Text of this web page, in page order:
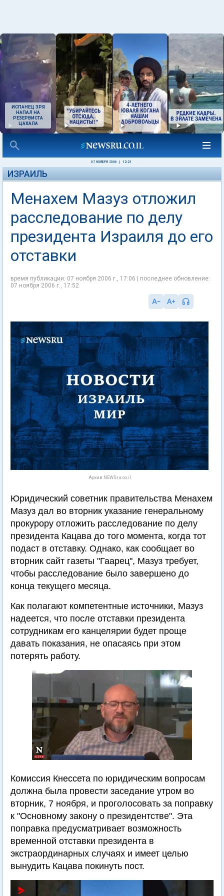
ИСПАНЕЦ ЗРЯ
НАПАЛ НА
РЕЗЕРВИСТА
ЦАХАЛА
07 НОЯБРЯ 2006 12:21
ИЗРАИЛЬ
Менахем Мазуз отложил
расследование по делу
президента Израиля до его
отставки
время публикации: 07 ноября 2006 г., 17:06 | последнее обновление:
07 ноября 2006 г., 17:52
Архив NEWSru.co.il
Юридический советник правительства Менахем
Мазуз дал во вторник указание генеральному
прокурору отложить расследование по делу
президента Кацава до того момента, когда тот
подаст в отставку. Однако, как сообщает во
вторник сайт газеты "Гаарец", Мазуз требует,
чтобы расследование было завершено до
конца текущего месяца.
Как полагают компетентные источники, Мазуз
надеется, что после отставки президента
сотрудникам его канцелярии будет проще
давать показания, не опасаясь при этом
потерять работу.
Комиссия Кнессета по юридическим вопросам
должна была провести заседание утром во
вторник, 7 ноября, и проголосовать за поправку
к "Основному закону о президентстве". Эта
поправка предусматривает возможность
временной отставки президента в
экстраординарных случаях и имеет целью
вынудить Кацава покинуть пост.